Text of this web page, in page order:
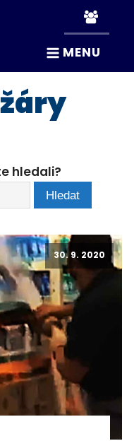
MENU
hledali?
30. 9. 2020